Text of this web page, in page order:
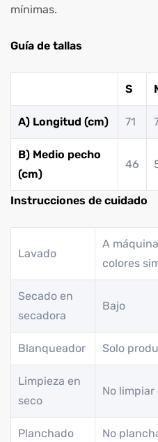
mínimas.
Guía de tallas
S
A) Longitud (cm) 71
B) Medio pecho
(cm)
46
Instrucciones de cuidado
Lavado
A
colores
Secado en
secadora
Bajo
Blanqueador Solo
Limpieza en
seco
No limpiar
Planchado No